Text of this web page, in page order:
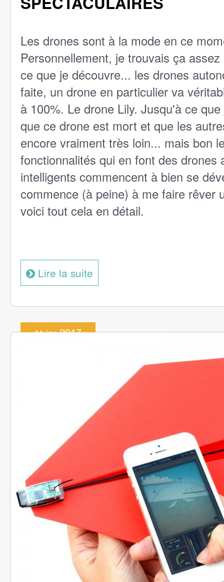
Les drones sont à la mode en ce
Personnellement, je trouvais ça
ce que je découvre... les drones
faite, un drone en particulier va
à 100%. Le drone Lily. Jusqu'à ce
que ce drone est mort et que les
encore vraiment très loin... mais bon
fonctionnalités qui en font des drones
intelligents commencent à bien se
commence (à peine) à me faire rêver
voici tout cela en détail.
Lire la suite
11 jan 2017